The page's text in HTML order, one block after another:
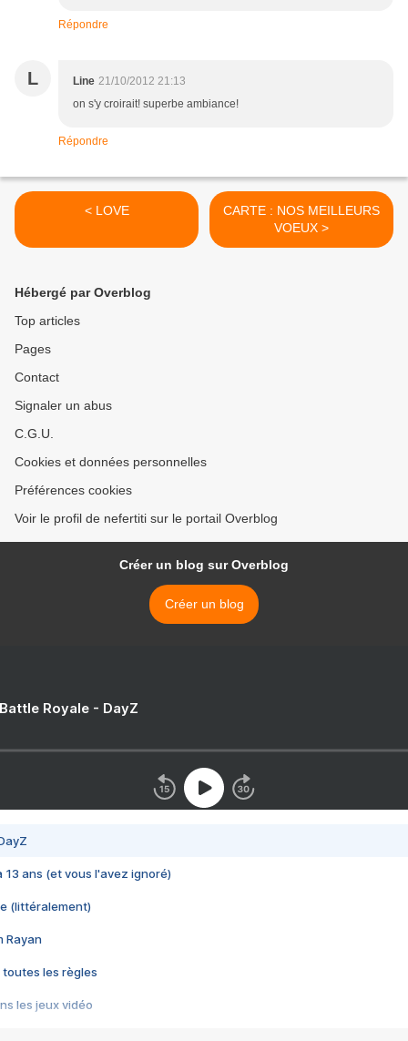
Répondre
L Line 21/10/2012 21:13
on s'y croirait! superbe ambiance!
Répondre
< LOVE
CARTE : NOS MEILLEURS
VOEUX >
Hébergé par Overblog
Top articles
Pages
Contact
Signaler un abus
C.G.U.
Cookies et données personnelles
Préférences cookies
Voir le profil de nefertiti sur le portail Overblog
Créer un blog sur Overblog
Créer un blog
Royale - DayZ
13 ans (et vous l'avez ignoré)
(littéralement)
Rayan
toutes les règles
les jeux vidéo